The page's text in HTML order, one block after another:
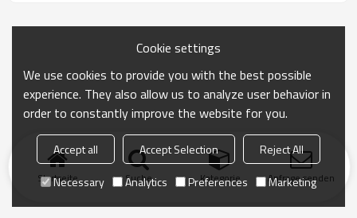
Startseite Suche Kategorie Anfrage senden
Cookie settings
We use cookies to provide you with the best possible
experience. They also allow us to analyze user behavior in
order to constantly improve the website for you.
Accept all Accept Selection
Reject All
Necessary
Analytics Preferences Marketing